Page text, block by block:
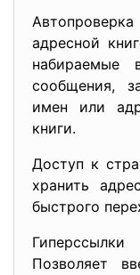
адресной
сообщения,
имен или
книги.
Доступ к
хранить
быстрого
Позволяет